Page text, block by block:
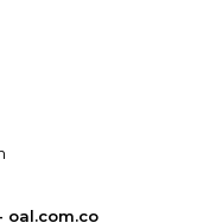
oal.com.co